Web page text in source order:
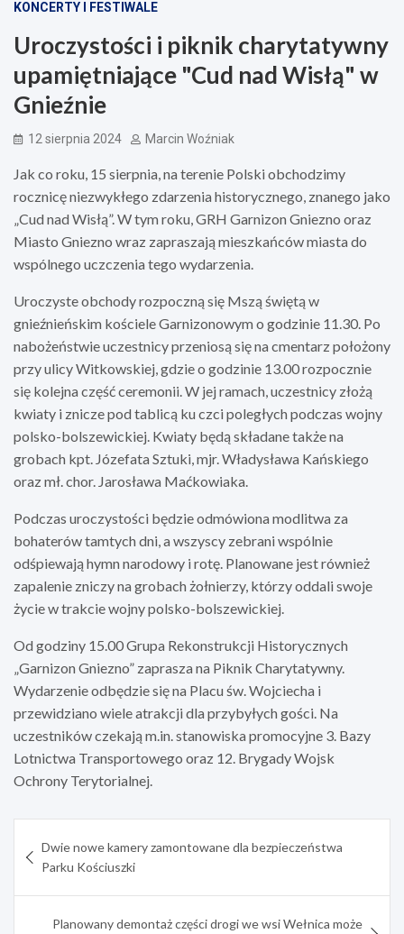
KONCERTY I FESTIWALE
Uroczystości i piknik charytatywny
upamiętniające "Cud nad Wisłą" w
Gnieźnie
12 sierpnia 2024 Marcin Woźniak
Jak co roku, 15 sierpnia, na terenie Polski obchodzimy
rocznicę niezwykłego zdarzenia historycznego, znanego jako
„Cud nad Wisłą”. W tym roku, GRH Garnizon Gniezno oraz
Miasto Gniezno wraz zapraszają mieszkańców miasta do
wspólnego uczczenia tego wydarzenia.
Uroczyste obchody rozpoczną się Mszą świętą w
gnieźnieńskim kościele Garnizonowym o godzinie 11.30. Po
nabożeństwie uczestnicy przeniosą się na cmentarz położony
przy ulicy Witkowskiej, gdzie o godzinie 13.00 rozpocznie
się kolejna część ceremonii. W jej ramach, uczestnicy złożą
kwiaty i znicze pod tablicą ku czci poległych podczas wojny
polsko-bolszewickiej. Kwiaty będą składane także na
grobach kpt. Józefata Sztuki, mjr. Władysława Kańskiego
oraz mł. chor. Jarosława Maćkowiaka.
Podczas uroczystości będzie odmówiona modlitwa za
bohaterów tamtych dni, a wszyscy zebrani wspólnie
odśpiewają hymn narodowy i rotę. Planowane jest również
zapalenie zniczy na grobach żołnierzy, którzy oddali swoje
życie w trakcie wojny polsko-bolszewickiej.
Od godziny 15.00 Grupa Rekonstrukcji Historycznych
„Garnizon Gniezno” zaprasza na Piknik Charytatywny.
Wydarzenie odbędzie się na Placu św. Wojciecha i
przewidziano wiele atrakcji dla przybyłych gości. Na
uczestników czekają m.in. stanowiska promocyjne 3. Bazy
Lotnictwa Transportowego oraz 12. Brygady Wojsk
Ochrony Terytorialnej.
wpisu
Dwie nowe kamery zamontowane dla bezpieczeństwa
Parku Kościuszki
Planowany demontaż części drogi we wsi Wełnica może